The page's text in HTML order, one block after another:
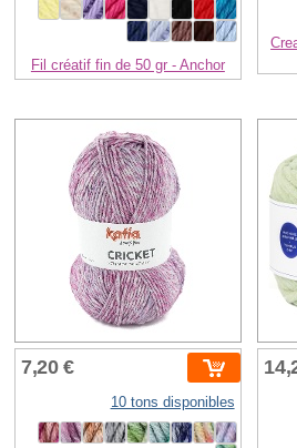
Fil créatif fin de 50 gr - Anchor
7,20 €
10 tons disponibles